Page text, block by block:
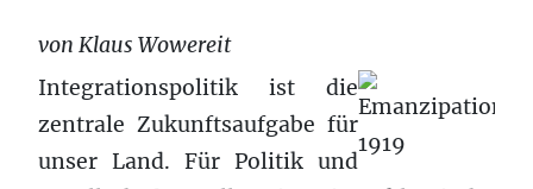
von Klaus Wowereit
Integrationspolitik ist die
zentrale Zukunftsaufgabe für
unser Land. Für Politik und